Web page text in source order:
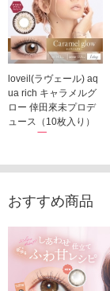
loveil(ラヴェール) aq
ua rich キャラメルグ
ロー 倖田來未プロデ
ュース（10枚入り）
1,760円
おすすめ商品